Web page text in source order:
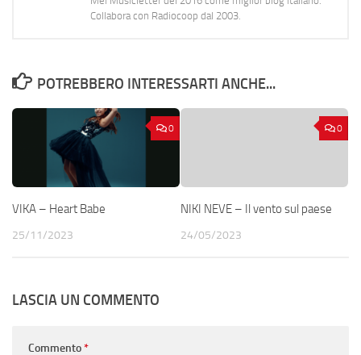
Collabora con Radiocoop dal 2003.
POTREBBERO INTERESSARTI ANCHE...
0
VIKA – Heart Babe
25/11/2023
0
NIKI NEVE – Il vento sul paese
24/05/2023
LASCIA UN COMMENTO
Commento*